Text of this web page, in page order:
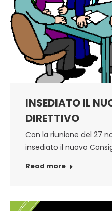
INSEDIATO IL
DIRETTIVO
Con la riunione del 27
insediato il nuovo
Read more